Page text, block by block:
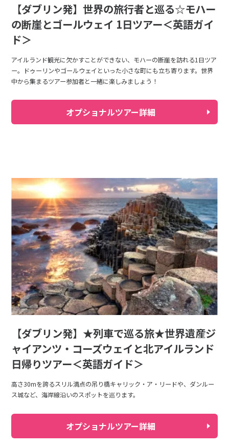
【ダブリン発】世界の旅行者と巡る☆モハー
の断崖とゴールウェイ 1日ツアー＜英語ガイ
ド＞
アイルランド観光に欠かすことができない、モハーの断崖を訪れる1日ツア
ー。ドゥーリンやゴールウェイといった小さな町にも立ち寄ります。世界
中から集まるツアー参加者と一緒に楽しみましょう！
オプショナルツアー詳細
【ダブリン発】★列車で巡る旅★世界遺産ジ
ャイアンツ・コーズウェイと北アイルランド
日帰り­ツアー＜英語ガイド＞
高さ30mを誇るスリル満点の吊り橋キャリック・ア・リードや、ダンルー
ス城など、海岸線沿いのスポットを巡ります。
オプショナルツアー詳細